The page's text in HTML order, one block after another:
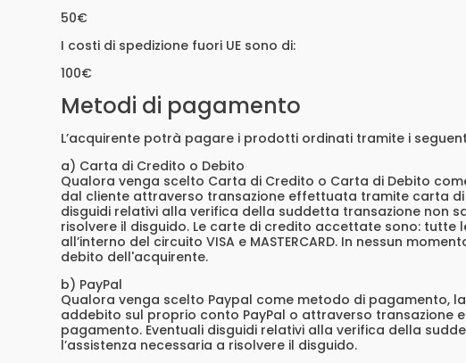
50€
I costi di spedizione fuori UE sono di:
100€
Metodi di pagamento
L’acquirente potrà pagare i prodotti ordinati tramite i
a) Carta di Credito o Debito
Qualora venga scelto Carta di Credito o Carta di Debito
dal cliente attraverso transazione effettuata tramite carta
disguidi relativi alla verifica della suddetta transazione non
risolvere il disguido. Le carte di credito accettate sono: tutte le
all’interno del circuito VISA e MASTERCARD. In nessun
debito dell'acquirente.
b) PayPal
Qualora venga scelto Paypal come metodo di pagamento,
addebito sul proprio conto PayPal o attraverso
pagamento. Eventuali disguidi relativi alla verifica della
l’assistenza necessaria a risolvere il disguido.